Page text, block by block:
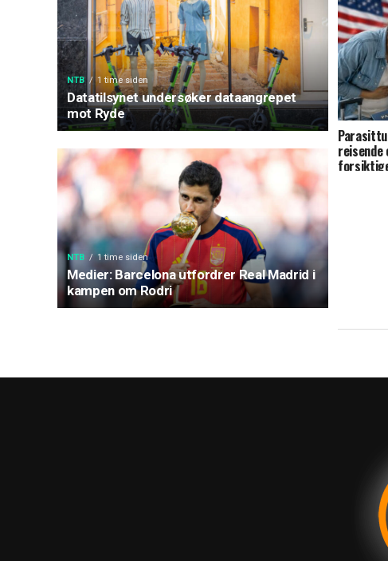
NTB 1 time siden
Datatilsynet undersøker dataangrepet
mot Ryde
NTB 1 time siden
Medier: Barcelona utfordrer Real Madrid i
kampen om Rodri